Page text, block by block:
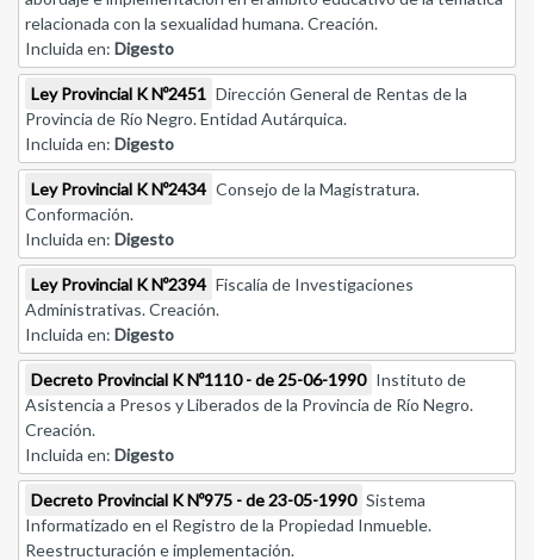
relacionada con la sexualidad humana. Creación.
Incluida en: Digesto
Ley Provincial K Nº2451 Dirección General de Rentas de la
Provincia de Río Negro. Entidad Autárquica.
Incluida en: Digesto
Ley Provincial K Nº2434 Consejo de la Magistratura.
Conformación.
Incluida en: Digesto
Ley Provincial K Nº2394 Fiscalía de Investigaciones
Administrativas. Creación.
Incluida en: Digesto
Decreto Provincial K Nº1110 - de 25-06-1990 Instituto de
Asistencia a Presos y Liberados de la Provincia de Río Negro.
Creación.
Incluida en: Digesto
Decreto Provincial K Nº975 - de 23-05-1990 Sistema
Informatizado en el Registro de la Propiedad Inmueble.
Reestructuración e implementación.